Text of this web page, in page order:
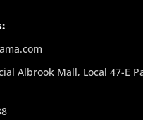
Albrook Mall, Local 47-E